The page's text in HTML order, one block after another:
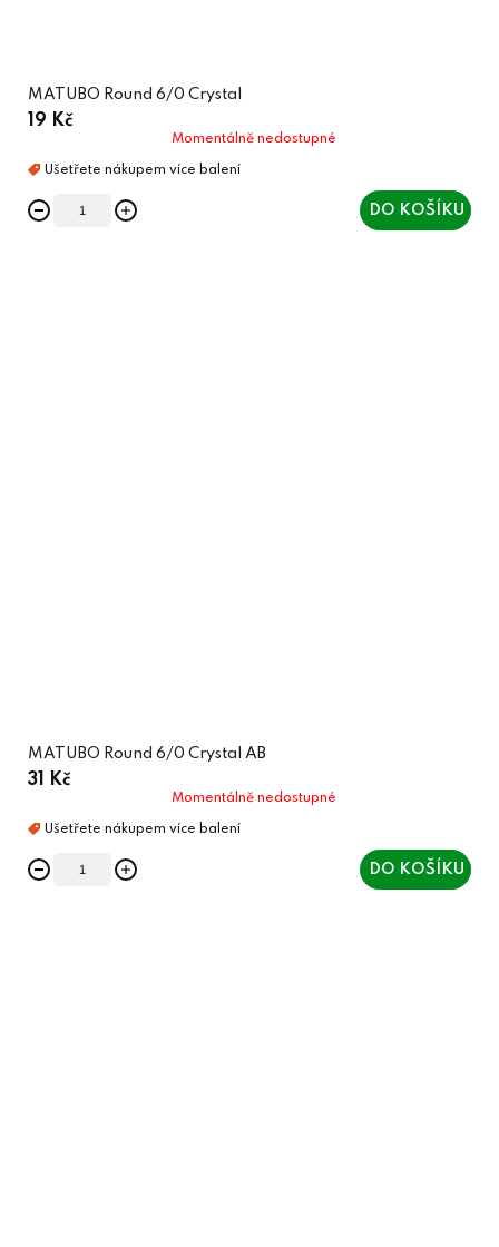
MATUBO Round 6/0 Crystal
19 Kč
Momentálně nedostupné
DO KOŠÍKU
MATUBO Round 6/0 Crystal AB
31 Kč
Momentálně nedostupné
DO KOŠÍKU